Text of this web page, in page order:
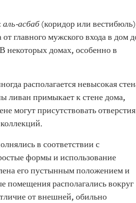
аль-асбаб(коридор или
главного мужского входа в дом
некоторых домах, особенно в
располагается невысокая
ливан примыкает к стене дома,
могут присутствовать
в соответствии с
формы и использование
его пустынным положением и
помещения располагались вокруг
от внешней, обильно